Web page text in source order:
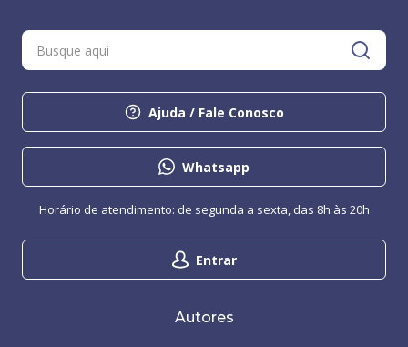
Ajuda / Fale Conosco
Whatsapp
Entrar
Horário de atendimento: de segunda a sexta, das 8h às 20h
Autores